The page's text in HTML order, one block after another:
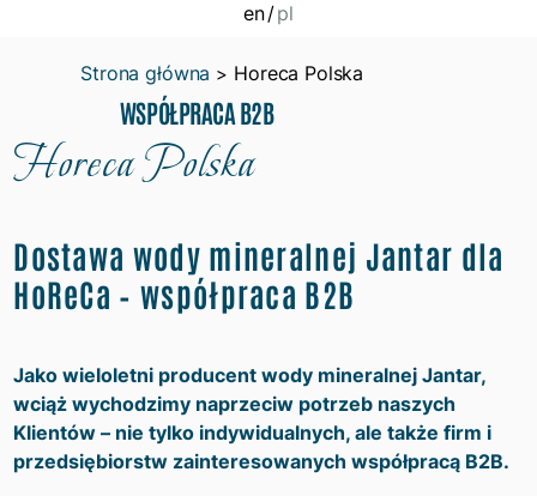
en pl
Strona główna > Horeca Polska
WSPÓŁPRACA B2B
Horeca Polska
Dostawa wody mineralnej Jantar dla
HoReCa – współpraca B2B
Jako wieloletni producent wody mineralnej Jantar,
wciąż wychodzimy naprzeciw potrzeb naszych
Klientów – nie tylko indywidualnych, ale także firm i
przedsiębiorstw zainteresowanych współpracą B2B.